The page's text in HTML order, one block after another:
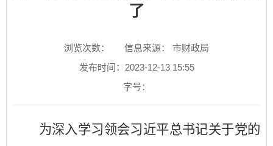
了
浏览次数：
信息来源： 市财政局
发布时间：2023-12-13 15:55
字号：
为深入学习领会习近平总书记关于党的